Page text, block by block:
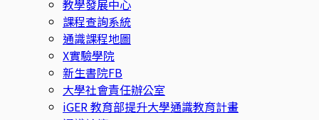
教學發展中心
課程查詢系統
通識課程地圖
X實驗學院
新生書院FB
大學社會責任辦公室
iGER 教育部提升大學通識教育計畫